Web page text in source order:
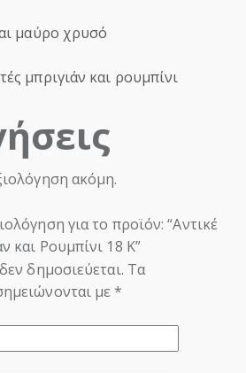
μαύρο χρυσό
μπριγιάν και ρουμπίνι
ακόμη.
για το προϊόν: “Αντικέ
και Ρουμπίνι 18 Κ”
δημοσιεύεται. Τα
με*